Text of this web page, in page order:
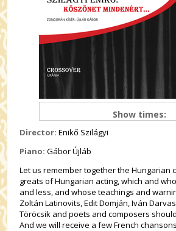
Show times:
Director: Enikő Szilágyi
Piano: Gábor Újláb
Let us remember together the Hungarian
greats of Hungarian acting, which and
and less, and whose teachings and
Zoltán Latinovits, Edit Domján, Iván
Töröcsik and poets and composers
And we will receive a few French